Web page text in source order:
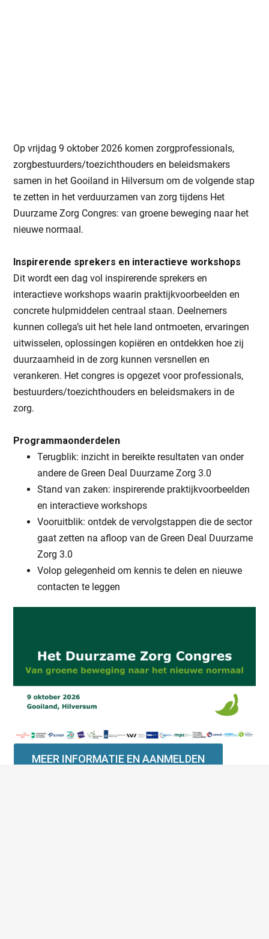
Op vrijdag 9 oktober 2026 komen zorgprofessionals,
zorgbestuurders/toezichthouders en beleidsmakers
samen in het Gooiland in Hilversum om de volgende stap
te zetten in het verduurzamen van zorg tijdens Het
Duurzame Zorg Congres: van groene beweging naar het
nieuwe normaal.
Inspirerende sprekers en interactieve workshops
Dit wordt een dag vol inspirerende sprekers en
interactieve workshops waarin praktijkvoorbeelden en
concrete hulpmiddelen centraal staan. Deelnemers
kunnen collega’s uit het hele land ontmoeten, ervaringen
uitwisselen, oplossingen kopiëren en ontdekken hoe zij
duurzaamheid in de zorg kunnen versnellen en
verankeren. Het congres is opgezet voor professionals,
bestuurders/toezichthouders en beleidsmakers in de
zorg.
Programmaonderdelen
Terugblik: inzicht in bereikte resultaten van onder
andere de Green Deal Duurzame Zorg 3.0
Stand van zaken: inspirerende praktijkvoorbeelden
en interactieve workshops
Vooruitblik: ontdek de vervolgstappen die de sector
gaat zetten na afloop van de Green Deal Duurzame
Zorg 3.0
Volop gelegenheid om kennis te delen en nieuwe
contacten te leggen
MEER INFORMATIE EN AANMELDEN